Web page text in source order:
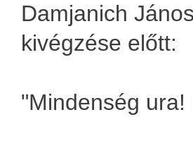
Damjanich
kivégzése előtt:
"Mindenség